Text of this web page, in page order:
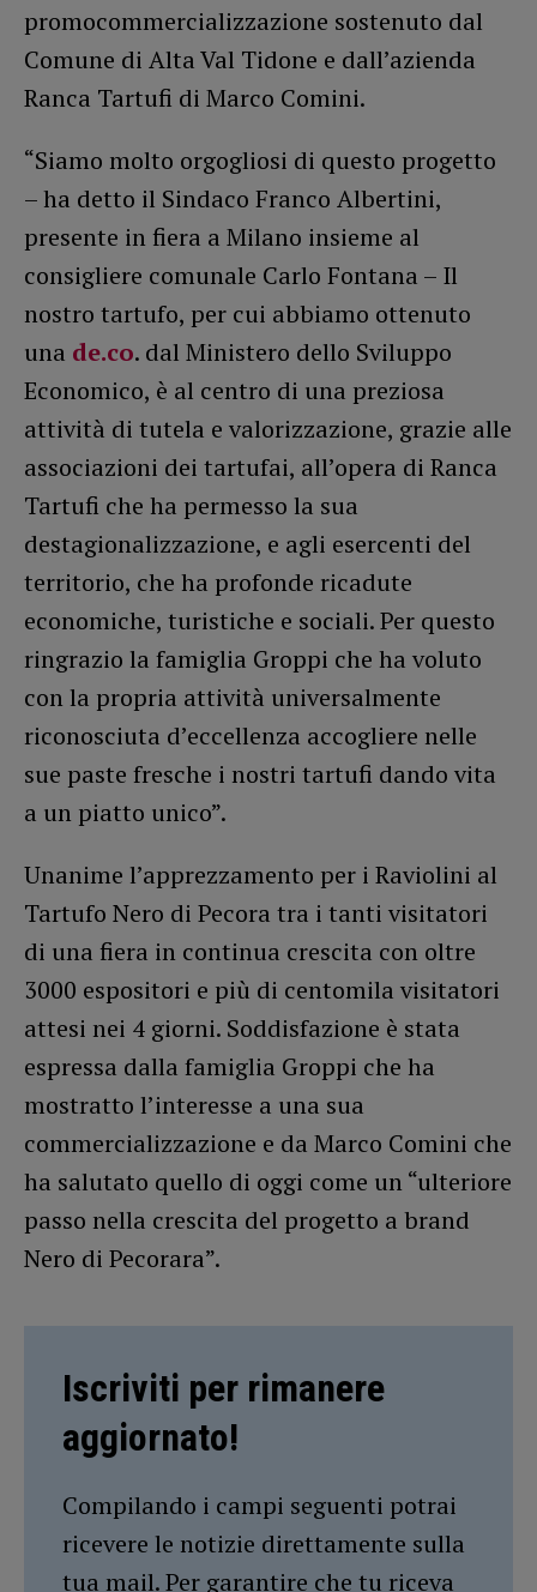
promocommercializzazione sostenuto dal
Comune di Alta Val Tidone e dall’azienda
Ranca Tartufi di Marco Comini.
“Siamo molto orgogliosi di questo progetto
– ha detto il Sindaco Franco Albertini,
presente in fiera a Milano insieme al
consigliere comunale Carlo Fontana – Il
nostro tartufo, per cui abbiamo ottenuto
una de.co. dal Ministero dello Sviluppo
Economico, è al centro di una preziosa
attività di tutela e valorizzazione, grazie alle
associazioni dei tartufai, all’opera di Ranca
Tartufi che ha permesso la sua
destagionalizzazione, e agli esercenti del
territorio, che ha profonde ricadute
economiche, turistiche e sociali. Per questo
ringrazio la famiglia Groppi che ha voluto
con la propria attività universalmente
riconosciuta d’eccellenza accogliere nelle
sue paste fresche i nostri tartufi dando vita
a un piatto unico”.
Unanime l’apprezzamento per i Raviolini al
Tartufo Nero di Pecora tra i tanti visitatori
di una fiera in continua crescita con oltre
3000 espositori e più di centomila visitatori
attesi nei 4 giorni. Soddisfazione è stata
espressa dalla famiglia Groppi che ha
mostratto l’interesse a una sua
commercializzazione e da Marco Comini che
ha salutato quello di oggi come un “ulteriore
passo nella crescita del progetto a brand
Nero di Pecorara”.
Iscriviti per rimanere
aggiornato!
Compilando i campi seguenti potrai
ricevere le notizie direttamente sulla
tua mail. Per garantire che tu riceva